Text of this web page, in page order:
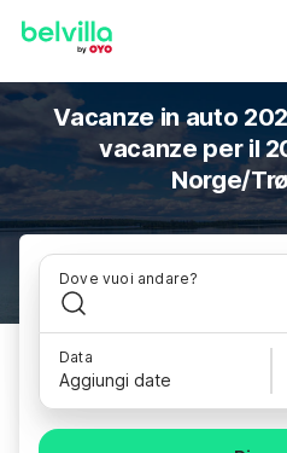
Vacanze in auto
vacanze per il
Norge/
Dove vuoi andare?
Data
Aggiungi date